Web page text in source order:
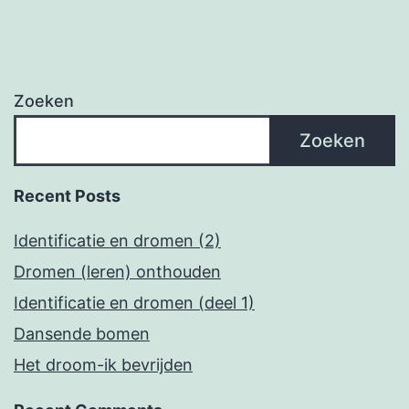
Zoeken
Zoeken
Recent Posts
Identificatie en dromen (2)
Dromen (leren) onthouden
Identificatie en dromen (deel 1)
Dansende bomen
Het droom-ik bevrijden